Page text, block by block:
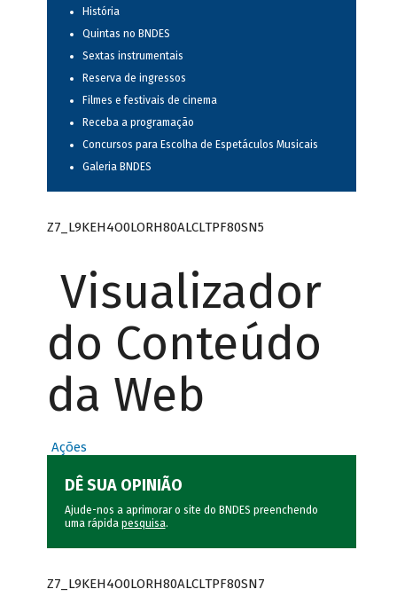
História
Quintas no BNDES
Sextas instrumentais
Reserva de ingressos
Filmes e festivais de cinema
Receba a programação
Concursos para Escolha de Espetáculos Musicais
Galeria BNDES
Z7_L9KEH4O0LORH80ALCLTPF80SN5
Visualizador
do Conteúdo
da Web
Ações
DÊ SUA OPINIÃO
Ajude-nos a aprimorar o site do BNDES preenchendo
uma rápida pesquisa.
Z7_L9KEH4O0LORH80ALCLTPF80SN7